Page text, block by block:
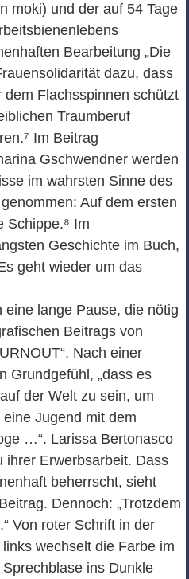
moki) und der auf 54 Tage
Bearbeitung „Die
dazu, dass
Flachsspinnen schützt
Traumberuf
Im Beitrag
Gschwendner werden
im wahrsten Sinne des
Auf dem ersten
Schippe.⁸ Im
Geschichte im Buch,
geht wieder um das
lange Pause, die nötig
Beitrags von
Nach einer
Grundgefühl, „dass es
der Welt zu sein, um
Jugend mit dem
…“. Larissa Bertonasco
ihrer Erwerbsarbeit. Dass
beherrscht, sieht
Dennoch: „Trotzdem
Von roter Schrift in der
wechselt die Farbe im
ins Dunkle